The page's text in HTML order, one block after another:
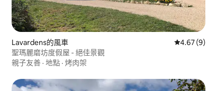
Lavardens的風車 從 9 則評價
4.67 (9)
聖瑪麗磨坊度假屋 - 絕佳景觀
親子友善 · 地點 · 烤肉架